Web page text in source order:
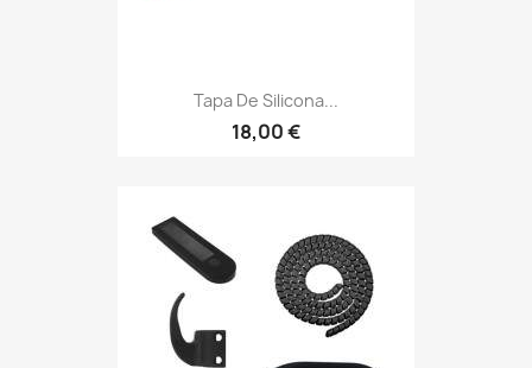
Tapa De Silicona...
18,00 €